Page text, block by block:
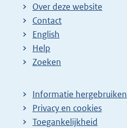
Over deze website
Contact
English
Help
Zoeken
Informatie hergebruiken
Privacy en cookies
Toegankelijkheid